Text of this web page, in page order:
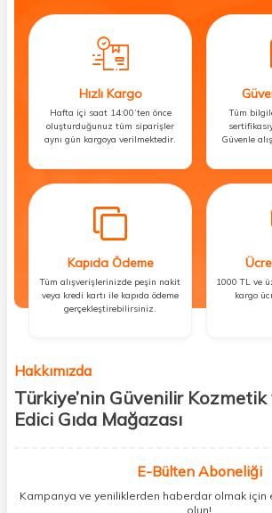
Hızlı Kargo
Hafta içi saat 14:00’ten önce
oluşturduğunuz tüm siparişler
aynı gün kargoya verilmektedir.
Tüm
Güvenle
Kapıda Ödeme
Tüm alışverişlerinizde peşin nakit
veya kredi kartı ile kapıda ödeme
gerçekleştirebilirsiniz.
1000 TL ve
kargo
Hakkımızda
Türkiye’nin Güvenilir
Edici Gıda Mağazası
kişisel bakım hem de takviye edici gıda ürünlerini
buluşturuyoruz. Artık mağaza mağaza
ihtiyacınız olan her şeyi tek bir çatı altında
E-Bülten Aboneliği
Kampanya ve yeniliklerden haberdar olmak
olun!